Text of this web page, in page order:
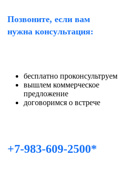
Позвоните, если вам
нужна консультация:
бесплатно проконсультруем
вышлем коммерческое
предложение
договоримся о встрече
+7-983-609-2500*